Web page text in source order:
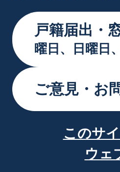
戸籍届出・
曜日、日曜日
ご意見・お
このサ
ウェ